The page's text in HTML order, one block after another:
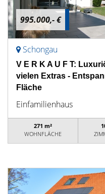
995.000,- €
Schongau
V E R K A U F T:
vielen Extras -
Fläche
Einfamilienhaus
271 m²
WOHNFLÄCHE